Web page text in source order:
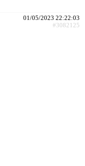
01/05/2023 22:22:03
#3082125